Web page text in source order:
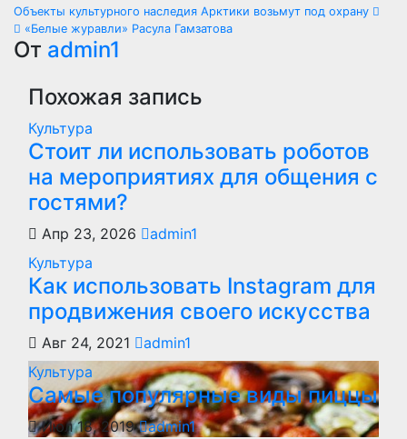
Навигация
по
записям
Объекты культурного наследия Арктики возьмут под охрану
«Белые журавли» Расула Гамзатова
От admin1
Похожая запись
Культура
Стоит ли использовать роботов
на мероприятиях для общения с
гостями?
Апр 23, 2026
admin1
Культура
Как использовать Instagram для
продвижения своего искусства
Авг 24, 2021
admin1
Культура
Самые популярные виды пиццы
Июл 18, 2019 admin1